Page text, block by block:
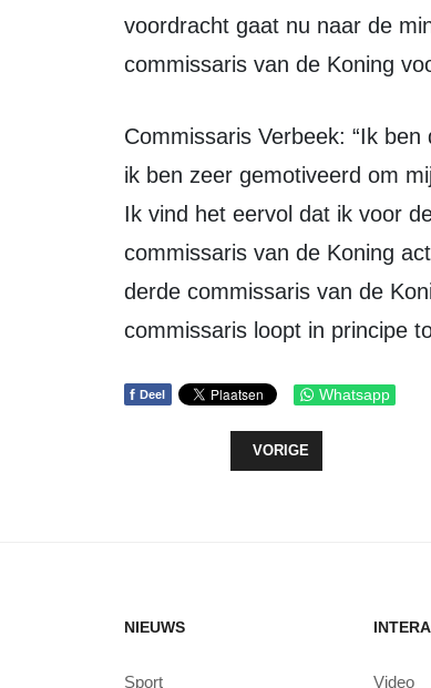
voordracht gaat nu naar de
commissaris van de Koning
Commissaris Verbeek: “Ik ben dankbaar voor het vertrouwen van de Staten en
ik ben zeer gemotiveerd om
Ik vind het eervol dat ik voor
commissaris van de Koning
derde commissaris van de
commissaris loopt in principe
f Deel Whatsapp
VORIG ARTIKEL: JAN
VORIGE
NIEUWS
Sport Video